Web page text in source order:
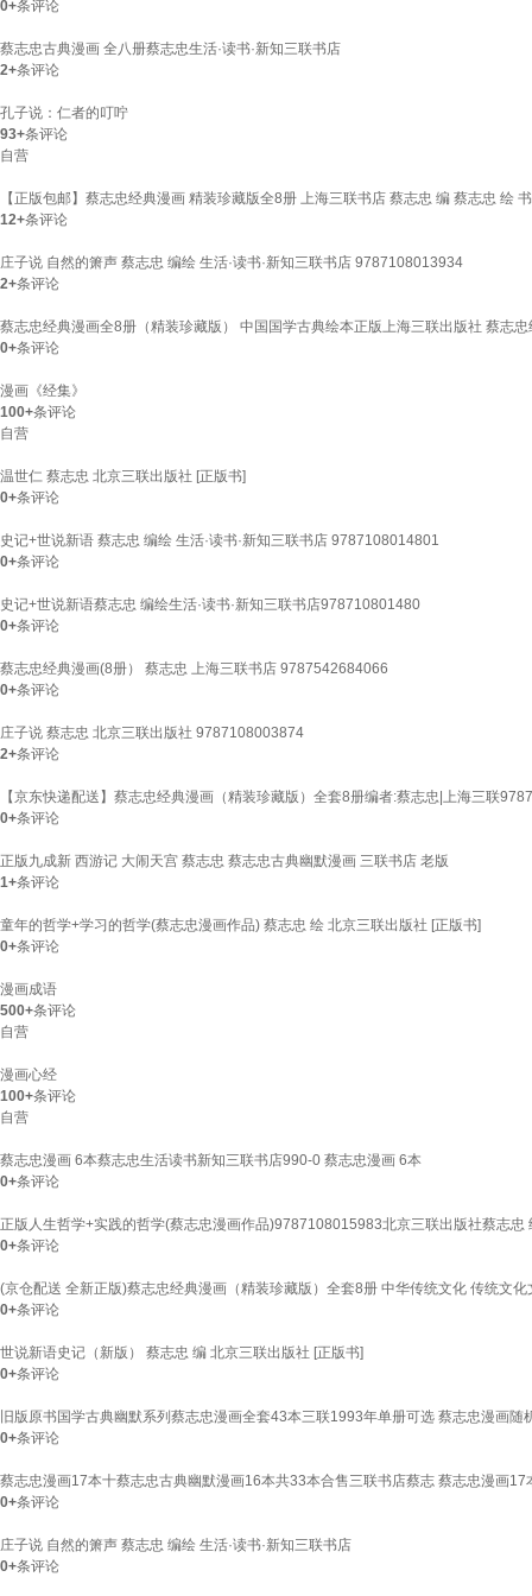
0+条评论
蔡志忠古典漫画 全八册蔡志忠生活·读书·新知三联书店
2+条评论
孔子说：仁者的叮咛
93+条评论
自营
【正版包邮】蔡志忠经典漫画 精装珍藏版全8册 上海三联书店 蔡志忠 编 蔡志忠 绘
12+条评论
庄子说 自然的箫声 蔡志忠 编绘 生活·读书·新知三联书店 9787108013934
2+条评论
蔡志忠经典漫画全8册（精装珍藏版） 中国国学古典绘本正版上海三联出版社 蔡志
0+条评论
漫画《经集》
100+条评论
自营
温世仁 蔡志忠 北京三联出版社 [正版书]
0+条评论
史记+世说新语 蔡志忠 编绘 生活·读书·新知三联书店 9787108014801
0+条评论
史记+世说新语蔡志忠 编绘生活·读书·新知三联书店978710801480
0+条评论
蔡志忠经典漫画(8册） 蔡志忠 上海三联书店 9787542684066
0+条评论
庄子说 蔡志忠 北京三联出版社 9787108003874
2+条评论
【京东快递配送】蔡志忠经典漫画（精装珍藏版）全套8册编者:蔡志忠|上海三联
0+条评论
正版九成新 西游记 大闹天宫 蔡志忠 蔡志忠古典幽默漫画 三联书店 老版
1+条评论
童年的哲学+学习的哲学(蔡志忠漫画作品) 蔡志忠 绘 北京三联出版社 [正版书]
0+条评论
漫画成语
500+条评论
自营
漫画心经
100+条评论
自营
蔡志忠漫画 6本蔡志忠生活读书新知三联书店990-0 蔡志忠漫画 6本
0+条评论
正版人生哲学+实践的哲学(蔡志忠漫画作品)9787108015983北京三联出版社蔡志忠
0+条评论
(京仓配送 全新正版)蔡志忠经典漫画（精装珍藏版）全套8册 中华传统文化 传统文
0+条评论
世说新语史记（新版） 蔡志忠 编 北京三联出版社 [正版书]
0+条评论
旧版原书国学古典幽默系列蔡志忠漫画全套43本三联1993年单册可选 蔡志忠漫画随
0+条评论
蔡志忠漫画17本十蔡志忠古典幽默漫画16本共33本合售三联书店蔡志 蔡志忠漫画
0+条评论
庄子说 自然的箫声 蔡志忠 编绘 生活·读书·新知三联书店
0+条评论